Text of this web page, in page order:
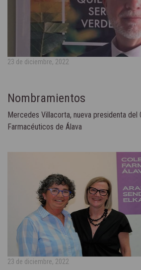
23 de diciembre, 2022
Nombramientos
Mercedes Villacorta, nueva presidenta del
Farmacéuticos de Álava
23 de diciembre, 2022